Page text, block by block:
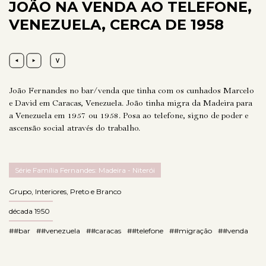
JOÃO NA VENDA AO TELEFONE,
VENEZUELA, CERCA DE 1958
João Fernandes no bar/venda que tinha com os cunhados Marcelo
e David em Caracas, Venezuela. João tinha migra da Madeira para
a Venezuela em 1957 ou 1958. Posa ao telefone, signo de poder e
ascensão social através do trabalho.
Série Família Fernandes: Madeira - Niterói
Grupo Interiores Preto e Branco
década 1950
##bar ##venezuela ##caracas ##telefone ##migração ##venda